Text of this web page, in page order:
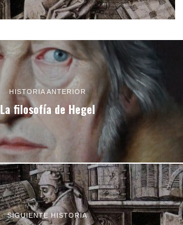
HISTORIA ANTERIOR
La filosofía de Hegel
SIGUIENTE HISTORIA